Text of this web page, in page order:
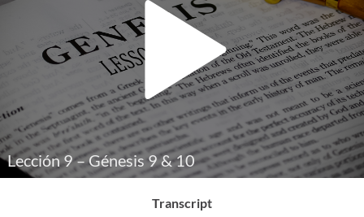
Lección 9 – Génesis 9 & 10
Transcript